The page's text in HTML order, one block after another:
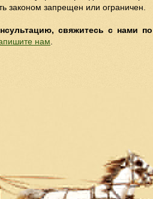
законом запрещен или ограничен.
свяжитесь с нами по
нам